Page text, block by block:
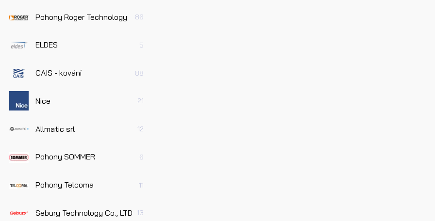
Pohony Roger Technology 86
ELDES 5
CAIS - kování 88
Nice 21
Allmatic srl 12
Pohony SOMMER 6
Pohony Telcoma 11
Sebury Technology Co., LTD 13